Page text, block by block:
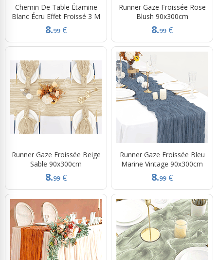
Chemin De Table Étamine
Blanc Écru Effet Froissé 3 M
8.99 €
Runner Gaze Froissée Rose
Blush 90x300cm
8.99 €
Runner Gaze Froissée Beige
Sable 90x300cm
8.99 €
Runner Gaze Froissée Bleu
Marine Vintage 90x300cm
8.99 €